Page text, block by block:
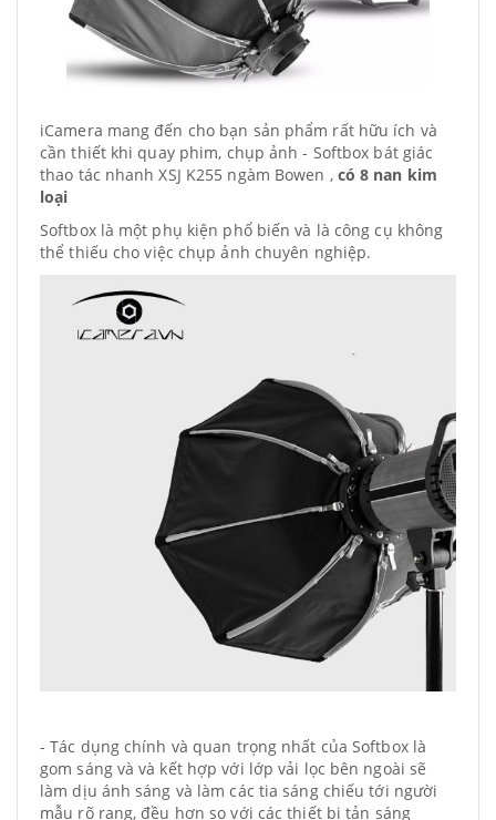
iCamera mang đến cho bạn sản phẩm rất hữu ích và
cần thiết khi quay phim, chụp ảnh - Softbox bát giác
thao tác nhanh XSJ K255 ngàm Bowen , có 8 nan kim
loại
Softbox là một phụ kiện phổ biến và là công cụ không
thể thiếu cho việc chụp ảnh chuyên nghiệp.
- Tác dụng chính và quan trọng nhất của Softbox là
gom sáng và và kết hợp với lớp vải lọc bên ngoài sẽ
làm dịu ánh sáng và làm các tia sáng chiếu tới người
mẫu rõ rang, đều hơn so với các thiết bị tản sáng